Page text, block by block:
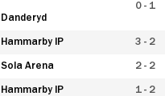
Danderyd
0 - 1
Hammarby IP 3 - 2
Sola Arena 2 - 2
Hammarby IP 1 - 2